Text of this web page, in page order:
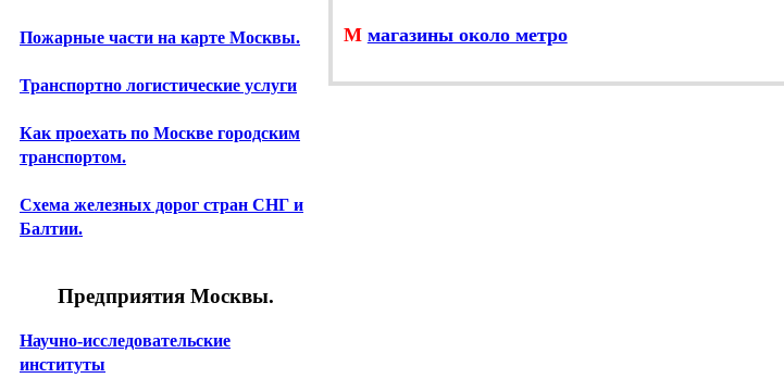
Пожарные части на карте Москвы.
Транспортно логистические услуги
Как проехать по Москве городским
транспортом.
Схема железных дорог стран СНГ и
Балтии.
Предприятия Москвы.
Научно-исследовательские
институты
М магазины около метро